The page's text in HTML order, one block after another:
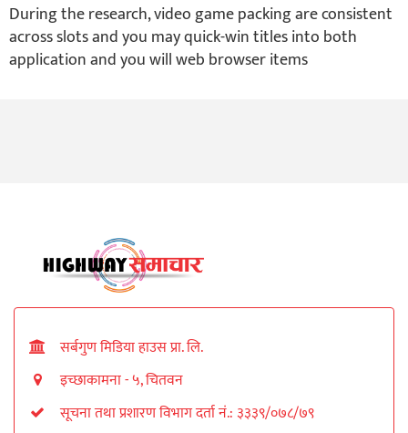
During the research, video game packing are consistent
across slots and you may quick-win titles into both
application and you will web browser items
सर्बगुण मिडिया हाउस प्रा. लि.
इच्छाकामना - ५, चितवन
सूचना तथा प्रशारण विभाग दर्ता नं.: ३३३९/०७८/७९